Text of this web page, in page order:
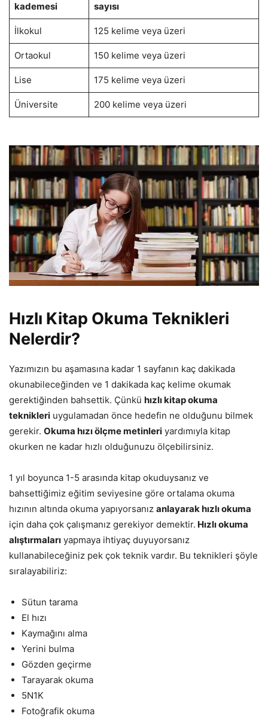
kademesi
sayısı
İlkokul 125 kelime veya üzeri
Ortaokul 150 kelime veya üzeri
Lise 175 kelime veya üzeri
Üniversite 200 kelime veya üzeri
Hızlı Kitap Okuma Teknikleri
Nelerdir?
Yazımızın bu aşamasına kadar 1 sayfanın kaç dakikada
okunabileceğinden ve 1 dakikada kaç kelime okumak
gerektiğinden bahsettik. Çünkü hızlı kitap okuma
teknikleri uygulamadan önce hedefin ne olduğunu bilmek
gerekir. Okuma hızı ölçme metinleri yardımıyla kitap
okurken ne kadar hızlı olduğunuzu ölçebilirsiniz.
1 yıl boyunca 1-5 arasında kitap okuduysanız ve
bahsettiğimiz eğitim seviyesine göre ortalama okuma
hızının altında okuma yapıyorsanız anlayarak hızlı okuma
için daha çok çalışmanız gerekiyor demektir. Hızlı okuma
alıştırmaları yapmaya ihtiyaç duyuyorsanız
kullanabileceğiniz pek çok teknik vardır. Bu teknikleri şöyle
sıralayabiliriz:
Sütun tarama
El hızı
Kaymağını alma
Yerini bulma
Gözden geçirme
Tarayarak okuma
5N1K
Fotoğrafik okuma